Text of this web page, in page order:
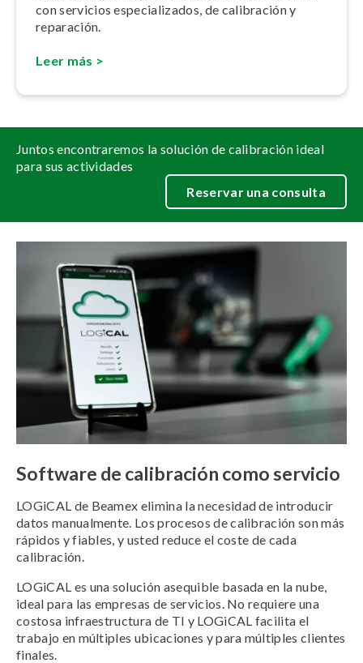
con servicios es­pe­cia­li­za­dos, de calibración y
reparación.
Leer más >
Juntos encontraremos la solución de calibración ideal
para sus actividades
Reservar una consulta
Software de calibración como servicio
LOGiCAL de Beamex elimina la necesidad de introducir
datos manualmente. Los procesos de calibración son más
rápidos y fiables, y usted reduce el coste de cada
calibración.
LOGiCAL es una solución asequible basada en la nube,
ideal para las empresas de servicios. No requiere una
costosa infraestructura de TI y LOGiCAL facilita el
trabajo en múltiples ubicaciones y para múltiples clientes
finales.